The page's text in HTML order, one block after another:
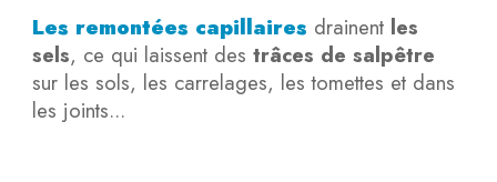
Les remontées capillaires drainent les
sels, ce qui laissent des trâces de salpêtre
sur les sols, les carrelages, les tomettes et dans
les joints...